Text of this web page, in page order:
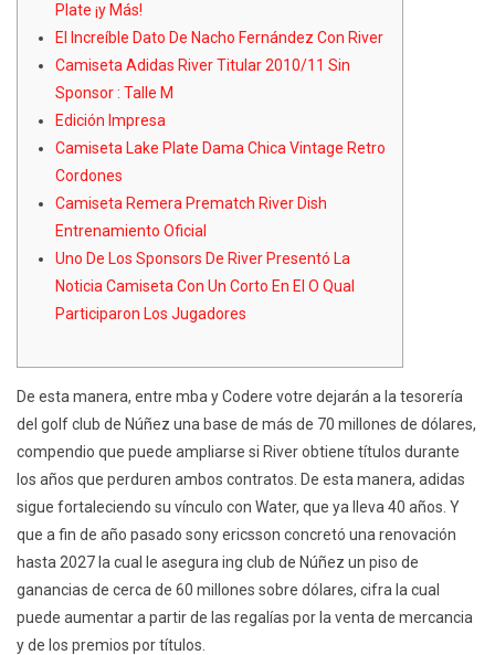
Plate ¡y Más!
El Increíble Dato De Nacho Fernández Con River
Camiseta Adidas River Titular 2010/11 Sin
Sponsor : Talle M
Edición Impresa
Camiseta Lake Plate Dama Chica Vintage Retro
Cordones
Camiseta Remera Prematch River Dish
Entrenamiento Oficial
Uno De Los Sponsors De River Presentó La
Noticia Camiseta Con Un Corto En El O Qual
Participaron Los Jugadores
De esta manera, entre mba y Codere votre dejarán a la tesorería
del golf club de Núñez una base de más de 70 millones de dólares,
compendio que puede ampliarse si River obtiene títulos durante
los años que perduren ambos contratos. De esta manera, adidas
sigue fortaleciendo su vínculo con Water, que ya lleva 40 años. Y
que a fin de año pasado sony ericsson concretó una renovación
hasta 2027 la cual le asegura ing club de Núñez un piso de
ganancias de cerca de 60 millones sobre dólares, cifra la cual
puede aumentar a partir de las regalías por la venta de mercancia
y de los premios por títulos.